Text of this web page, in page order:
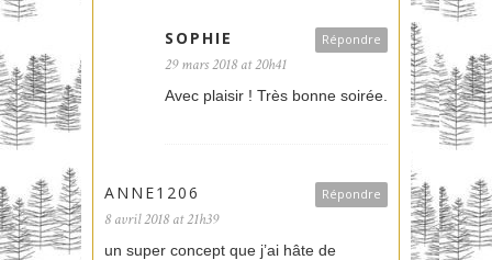
Répondre
SOPHIE
29 mars 2018 at 20h41
Avec plaisir ! Très bonne soirée.
Répondre
ANNE1206
8 avril 2018 at 21h39
un super concept que j’ai hâte de